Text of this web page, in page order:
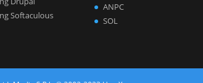
Softaculous
ANPC
SOL